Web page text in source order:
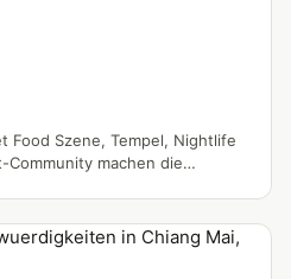
Food Szene, Tempel, Nightlife
machen die